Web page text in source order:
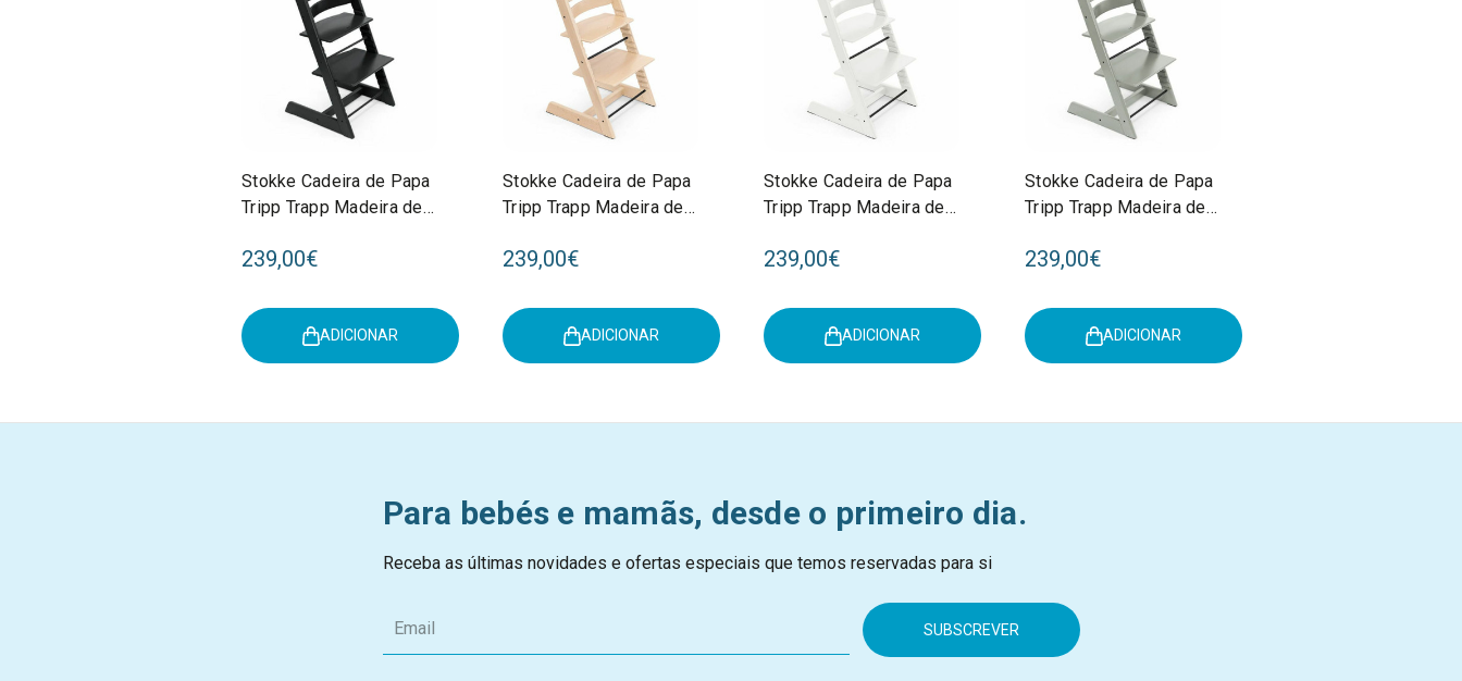
Stokke Cadeira de Papa
Tripp Trapp Madeira de
239,00€
ADICIONAR
Stokke Cadeira de Papa
Tripp Trapp Madeira de
239,00€
ADICIONAR
Stokke Cadeira de Papa
Tripp Trapp Madeira de
239,00€
ADICIONAR
Stokke Cadeira de Papa
Tripp Trapp Madeira de
239,00€
ADICIONAR
Para bebés e mamãs, desde o primeiro dia.
Receba as últimas novidades e ofertas especiais que temos reservadas para si
m